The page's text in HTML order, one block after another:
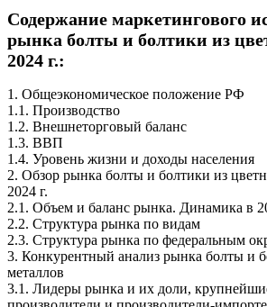
Содержание маркетингового
рынка болты и болтики из
2024 г.:
1. Общеэкономическое положение РФ
1.1. Производство
1.2. Внешнеторговый баланс
1.3. ВВП
1.4. Уровень жизни и доходы населения
2. Обзор рынка болты и болтики из
2024 г.
2.1. Объем и баланс рынка. Динамика в
2.2. Структура рынка по видам
2.3. Структура рынка по федеральным
3. Конкурентный анализ рынка болты и
металлов
3.1. Лидеры рынка и их доли,